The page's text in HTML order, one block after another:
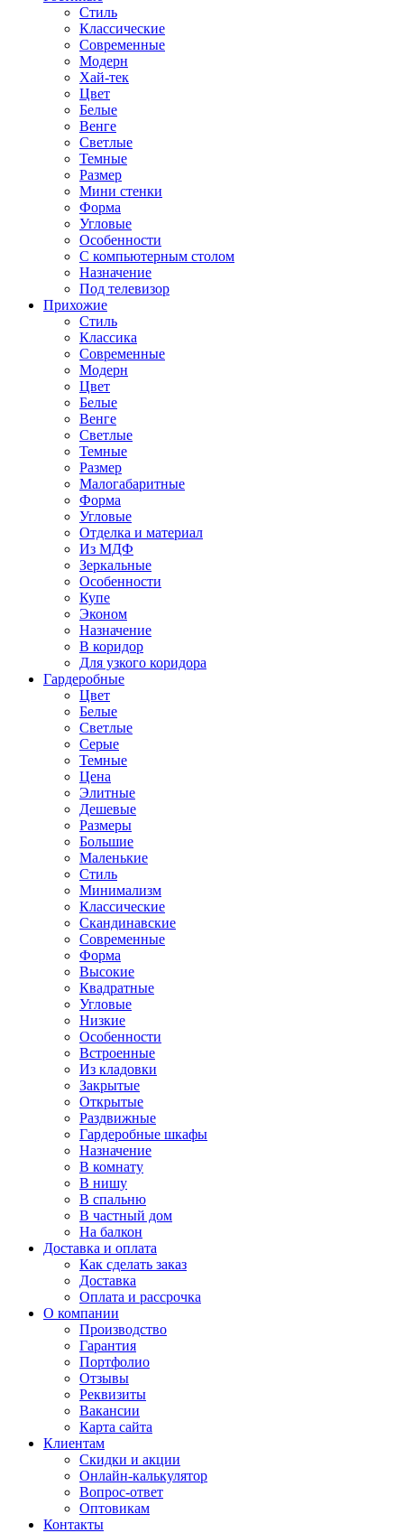
Стиль
Классические
Современные
Модерн
Хай-тек
Цвет
Белые
Венге
Светлые
Темные
Размер
Мини стенки
Форма
Угловые
Особенности
С компьютерным столом
Назначение
Под телевизор
Прихожие
Стиль
Классика
Современные
Модерн
Цвет
Белые
Венге
Светлые
Темные
Размер
Малогабаритные
Форма
Угловые
Отделка и материал
Из МДФ
Зеркальные
Особенности
Купе
Эконом
Назначение
В коридор
Для узкого коридора
Гардеробные
Цвет
Белые
Светлые
Серые
Темные
Цена
Элитные
Дешевые
Размеры
Большие
Маленькие
Стиль
Минимализм
Классические
Скандинавские
Современные
Форма
Высокие
Квадратные
Угловые
Низкие
Особенности
Встроенные
Из кладовки
Закрытые
Открытые
Раздвижные
Гардеробные шкафы
Назначение
В комнату
В нишу
В спальню
В частный дом
На балкон
Доставка и оплата
Как сделать заказ
Доставка
Оплата и рассрочка
О компании
Производство
Гарантия
Портфолио
Отзывы
Реквизиты
Вакансии
Карта сайта
Клиентам
Скидки и акции
Онлайн-калькулятор
Вопрос-ответ
Оптовикам
Контакты